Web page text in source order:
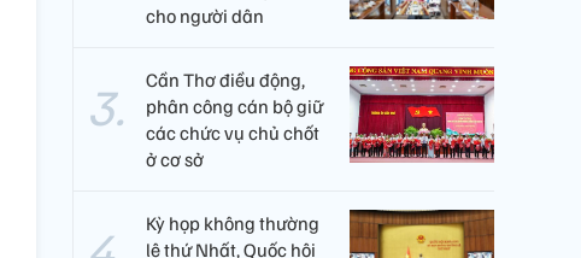
cho người dân
Cần Thơ điều động,
phân công cán bộ giữ
các chức vụ chủ chốt
ở cơ sở
Kỳ họp không thường
lệ thứ Nhất, Quốc hội